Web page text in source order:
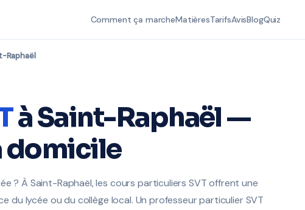
Comment ça marcheMatièresTarifsAvisBlogQuiz
Raphaël
à Saint-Raphaël —
domicile
? À Saint-Raphaël, les cours particuliers SVT offrent une
du lycée ou du collège local. Un professeur particulier SVT